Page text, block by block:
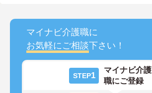
マイナビ介護職に
お気軽にご相談下さい！
STEP1
マイナビ介護
職にご登録